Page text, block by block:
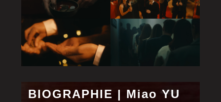
BIOGRAPHIE | Miao YU